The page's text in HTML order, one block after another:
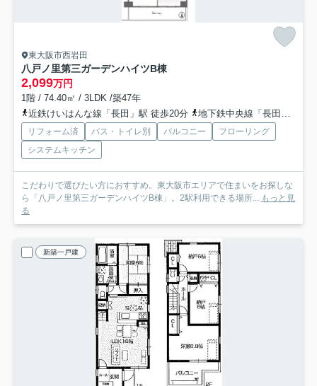
東大阪市西岩田
八戸ノ里第三ガーデンハイツB棟
2,099万円
1階 / 74.40㎡ / 3LDK /築47年
近鉄けいはんな線「長田」駅 徒歩20分
地下鉄中央線「長田」駅 徒歩20分
リフォーム済 バス・トイレ別 バルコニー
フローリング
システムキッチン
こだわりで選びたい方におすすめ。東大阪市エリアで住まいをお探しな
ら「八戸ノ里第三ガーデンハイツB棟」。2駅利用できる場所...
もっと見
る
新築一戸建